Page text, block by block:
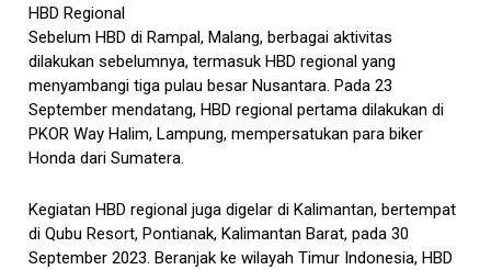
HBD Regional
Sebelum HBD di Rampal, Malang, berbagai aktivitas
dilakukan sebelumnya, termasuk HBD regional yang
menyambangi tiga pulau besar Nusantara. Pada 23
September mendatang, HBD regional pertama dilakukan di
PKOR Way Halim, Lampung, mempersatukan para biker
Honda dari Sumatera.
Kegiatan HBD regional juga digelar di Kalimantan, bertempat
di Qubu Resort, Pontianak, Kalimantan Barat, pada 30
September 2023. Beranjak ke wilayah Timur Indonesia, HBD